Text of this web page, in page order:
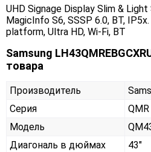
UHD Signage Display Slim &
MagicInfo S6, SSSP 6.0, BT,
platform, Ultra HD, Wi-Fi, BT
Samsung
товара
Производитель
Серия
QMR
Модель
Диагональ в дюймах
43"